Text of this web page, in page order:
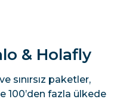
& Holafly
sınırsız paketler,
100’den fazla ülkede